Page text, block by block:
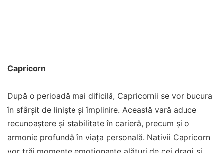
Capricorn
După o perioadă mai dificilă, Capricornii se vor bucura
în sfârșit de liniște și împlinire. Această vară aduce
recunoaștere și stabilitate în carieră, precum și o
armonie profundă în viața personală. Nativii Capricorn
vor trăi momente emoționante alături de cei dragi și